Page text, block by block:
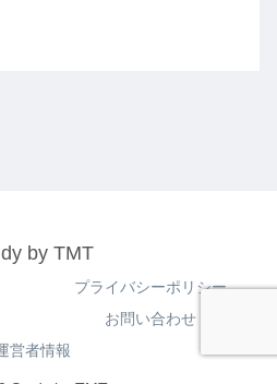
by TMT
プライバシーポリシー
お問い合わせ
営者情報